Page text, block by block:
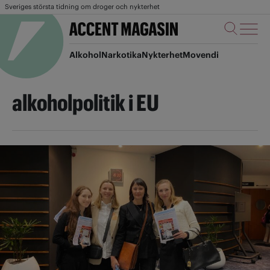
Sveriges största tidning om droger och nykterhet
AlkoholNarkotikaNykterhetMovendi
alkoholpolitik i EU